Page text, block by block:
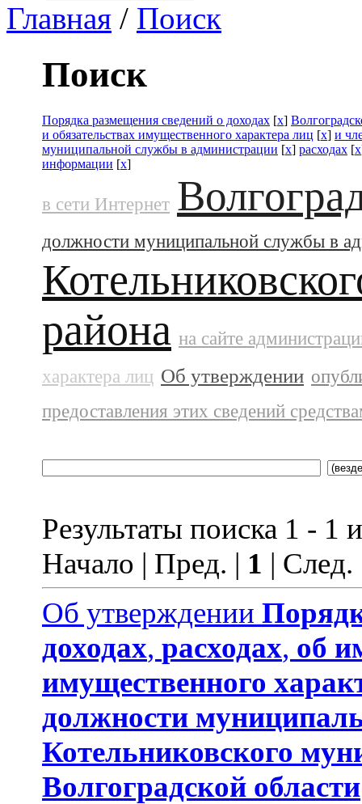
Главная / Поиск
Поиск
Порядка размещения сведений о доходах [x]
и обязательствах имущественного характера лиц [x] и
муниципальной службы в администрации [x] расходах [x
информации [x]
в сети Интернет
должности муниципальной службы в
района на сайте
характера лиц Об утверждении
предоставления этих сведений
Результаты поиска 1 - 1
Начало | Пред. | 1 |
Об утверждении
доходах, расходах, об
имущественного
должности
Котельниковского
Волгоградской области